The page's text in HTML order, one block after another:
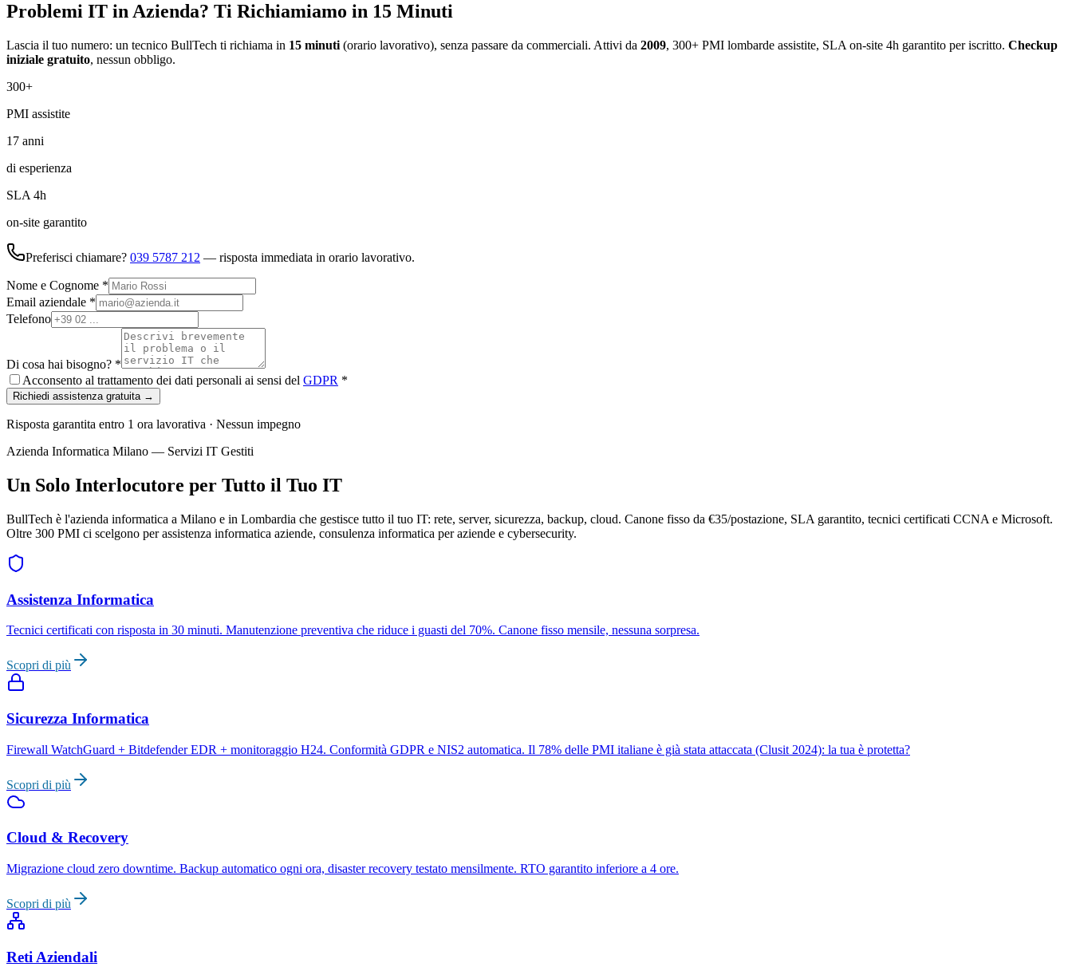
Problemi IT in Azienda? Ti Richiamiamo in 15 Minuti
Lascia il tuo numero: un tecnico BullTech ti richiama in 15 minuti (orario lavorativo), senza passare da commerciali. Attivi da 2009, 300+ PMI lombarde assistite, SLA on-site 4h garantito per iscritto. Checkup
iniziale gratuito, nessun obbligo.
300+
PMI assistite
17 anni
di esperienza
SLA 4h
on-site garantito
Preferisci chiamare? 039 5787 212 — risposta immediata in orario lavorativo.
Nome e Cognome *
Email aziendale *
Telefono
Di cosa hai bisogno? *
Acconsento al trattamento dei dati personali ai sensi del GDPR *
Richiedi assistenza gratuita →
Risposta garantita entro 1 ora lavorativa · Nessun impegno
Azienda Informatica Milano — Servizi IT Gestiti
Un Solo Interlocutore per Tutto il Tuo IT
BullTech è l'azienda informatica a Milano e in Lombardia che gestisce tutto il tuo IT: rete, server, sicurezza, backup, cloud. Canone fisso da €35/postazione, SLA garantito, tecnici certificati CCNA e Microsoft.
Oltre 300 PMI ci scelgono per assistenza informatica aziende, consulenza informatica per aziende e cybersecurity.
Assistenza Informatica
Tecnici certificati con risposta in 30 minuti. Manutenzione preventiva che riduce i guasti del 70%. Canone fisso mensile, nessuna sorpresa.
Scopri di più
Sicurezza Informatica
Firewall WatchGuard + Bitdefender EDR + monitoraggio H24. Conformità GDPR e NIS2 automatica. Il 78% delle PMI italiane è già stata attaccata (Clusit 2024): la tua è protetta?
Scopri di più
Cloud & Recovery
Migrazione cloud zero downtime. Backup automatico ogni ora, disaster recovery testato mensilmente. RTO garantito inferiore a 4 ore.
Scopri di più
Reti Aziendali